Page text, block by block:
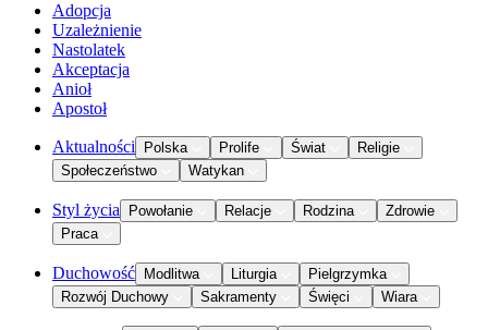
Adopcja
Uzależnienie
Nastolatek
Akceptacja
Anioł
Apostoł
Aktualności Polska Prolife Świat
Religie
Społeczeństwo
Watykan
Styl życia Powołanie Relacje Rodzina
Zdrowie
Praca
Duchowość Modlitwa Liturgia
Pielgrzymka
Rozwój Duchowy
Sakramenty Święci Wiara